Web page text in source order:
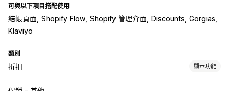
可與以下項目搭配使用
結帳頁面 Shopify Flow Shopify 管理介面 Discounts Gorgias
Klaviyo
類別
折扣 顯示功能